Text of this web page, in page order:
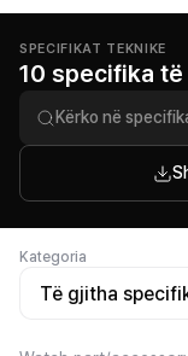
SPECIFIKAT TEKNIKE
10 specifika
Kategoria
Të gjitha